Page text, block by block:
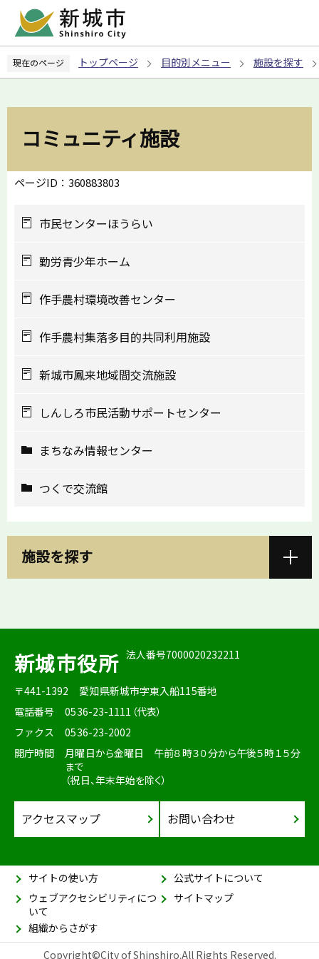
ペ
の
現在のページ トップページ 目的別メニュー 施設を探す
コミュニティ施設
ページID：360883803
市民センターほうらい
勤労青少年ホーム
作手農村環境改善センター
作手農村集落多目的共同利用施設
新城市鳳来地域間交流施設
しんしろ市民活動サポートセンター
まちなみ情報センター
つくで交流館
施設を探す
新城市役所 法人番号7000020232211
〒441-1392
愛知県新城市字東入船115番地
電話番号
0536-23-1111（代表）
ファクス
0536-23-2002
開庁時間
月曜日から金曜日 午前８時３０分から午後５時１５分
まで
（祝日、年末年始を除く）
アクセスマップ お問い合わせ
サイトの使い方
公式サイトについて
ウェブアクセシビリティにつ
いて
サイトマップ
組織からさがす
Copyright©City of Shinshiro.All Rights Reserved.